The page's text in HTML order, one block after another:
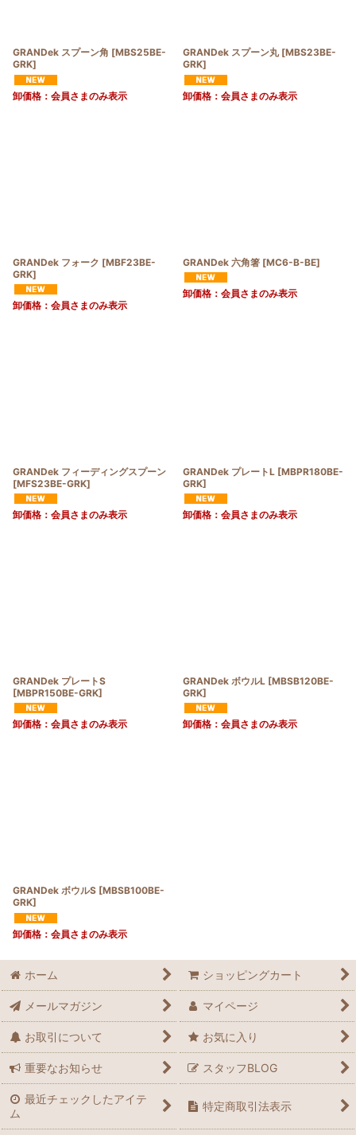
GRANDek スプーン角 [MBS25BE-
GRK]
卸価格：会員さまのみ表示
GRANDek スプーン丸 [MBS23BE-
GRK]
卸価格：会員さまのみ表示
GRANDek フォーク [MBF23BE-
GRK]
卸価格：会員さまのみ表示
GRANDek 六角箸 [MC6-B-BE]
卸価格：会員さまのみ表示
GRANDek フィーディングスプーン
[MFS23BE-GRK]
卸価格：会員さまのみ表示
GRANDek プレートL [MBPR180BE-
GRK]
卸価格：会員さまのみ表示
GRANDek プレートS
[MBPR150BE-GRK]
卸価格：会員さまのみ表示
GRANDek ボウルL [MBSB120BE-
GRK]
卸価格：会員さまのみ表示
GRANDek ボウルS [MBSB100BE-
GRK]
卸価格：会員さまのみ表示
ホーム ショッピングカート
メールマガジン マイページ
お取引について お気に入り
重要なお知らせ スタッフBLOG
最近チェックしたアイテ
ム
特定商取引法表示